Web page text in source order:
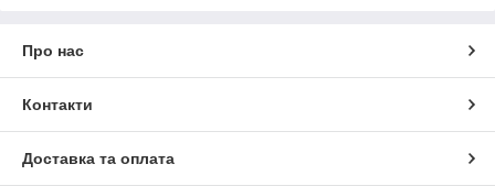
Про нас
Контакти
Доставка та оплата